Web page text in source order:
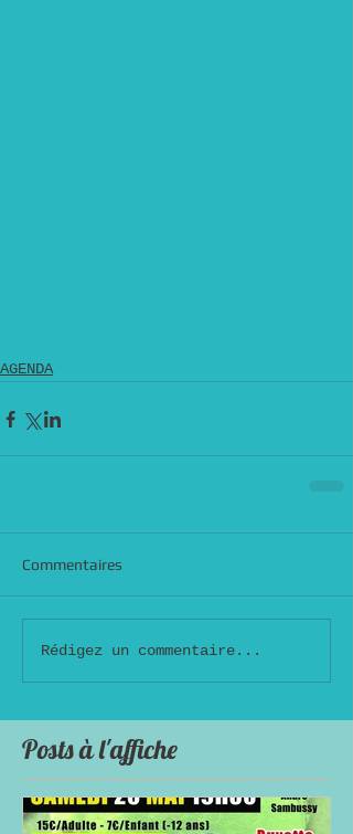
Posts à l'affiche
AGENDA
Commentaires
Rédigez un commentaire...